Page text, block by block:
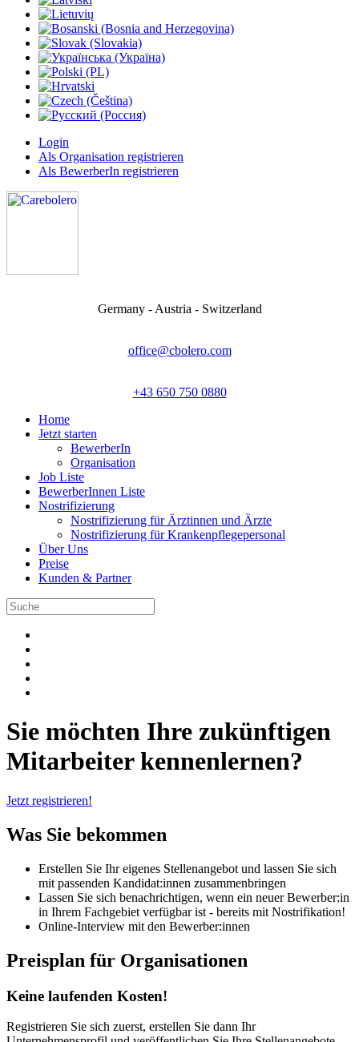
Login
Als Organisation registrieren
Als BewerberIn registrieren
Germany - Austria - Switzerland
office@cbolero.com
+43 650 750 0880
Home
Jetzt starten
BewerberIn
Organisation
Job Liste
BewerberInnen Liste
Nostrifizierung
Nostrifizierung für Ärztinnen und Ärzte
Nostrifizierung für Krankenpflegepersonal
Über Uns
Preise
Kunden & Partner
Sie möchten Ihre zukünftigen
Mitarbeiter kennenlernen?
Jetzt registrieren!
Was Sie bekommen
Erstellen Sie Ihr eigenes Stellenangebot und lassen Sie sich
mit passenden Kandidat:innen zusammenbringen
Lassen Sie sich benachrichtigen, wenn ein neuer Bewerber:in
in Ihrem Fachgebiet verfügbar ist - bereits mit Nostrifikation!
Online-Interview mit den Bewerber:innen
Preisplan für Organisationen
Keine laufenden Kosten!
Registrieren Sie sich zuerst, erstellen Sie dann Ihr